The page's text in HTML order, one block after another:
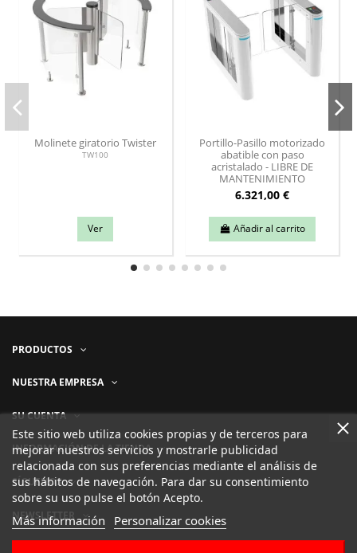
Molinete giratorio Twister
TW100
Ver
Portillo-Pasillo motorizado
abatible con paso
acristalado - LIBRE DE
MANTENIMIENTO
6.321,00 €
Añadir al carrito
PRODUCTOS
NUESTRA EMPRESA
SU CUENTA
INFORMACIÓN DE LA TIENDA
Este sitio web utiliza cookies propias y de terceros para
mejorar nuestros servicios y mostrarle publicidad
relacionada con sus preferencias mediante el análisis de
sus hábitos de navegación. Para dar su consentimiento
sobre su uso pulse el botón Acepto.
Más información Personalizar cookies
SÍGUENOS
NEWSLETTER